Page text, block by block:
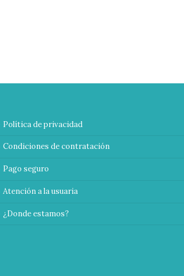
Política de privacidad
Condiciones de contratación
Pago seguro
Atención a la usuaria
¿Donde estamos?